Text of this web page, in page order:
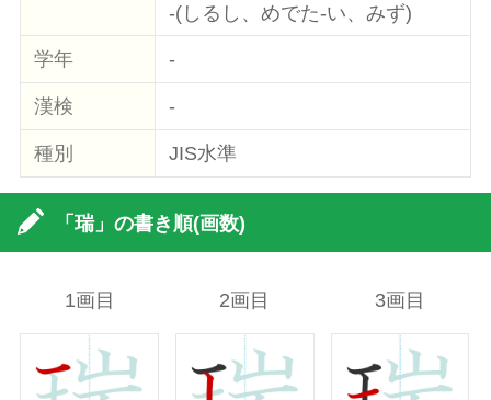
-(しるし、めでた-い、みず)
学年 -
漢検 -
種別 JIS水準
「瑞」の書き順(画数)
1画目 2画目 3画目